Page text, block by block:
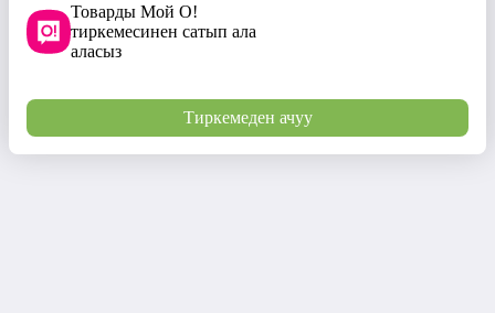
Товарды Мой О!
тиркемесинен сатып ала
аласыз
Тиркемеден ачуу